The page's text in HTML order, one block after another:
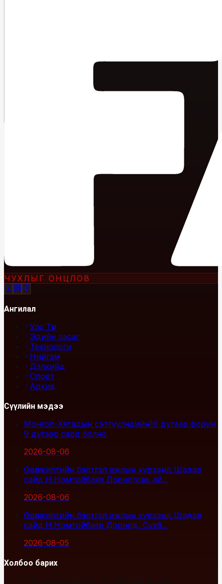
ЧУХЛЫГ ОНЦЛОВ
Ангилал
Улс Төр
Эдийн засаг
Технологи
Нийгэм
Дэлхийд
Спорт
Архив
Сүүлийн мэдээ
Монгол-Хятадын сэтгүүлчдийн16 дугаар форум
9 дүгээр сард болно
2026-08-06
Өвөлжилтийн бэлтгэл ажлын хүрээнд Шадар
сайд Н.Номтойбаяр Дорноговь ай...
2026-08-06
Өвөлжилтийн бэлтгэл ажлын хүрээнд Шадар
сайд Н.Номтойбаяр Дорнод, Сүхб...
2026-08-05
Холбоо барих